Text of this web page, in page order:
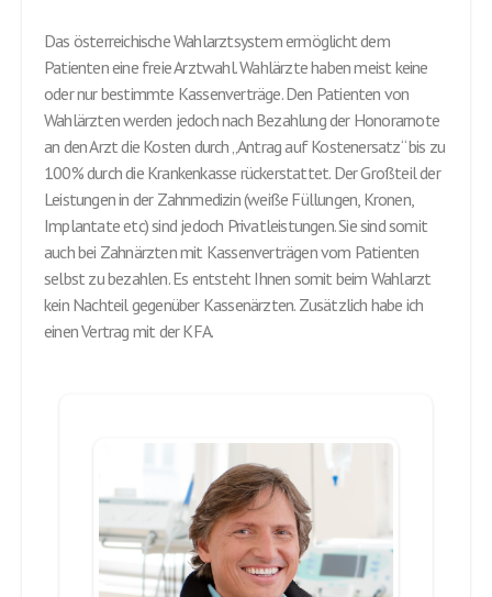
Wahlärzten werden jedoch nach Bezahlung der Honorarnote
an den Arzt die Kosten durch „Antrag auf Kostenersatz“ bis zu
100% durch die Krankenkasse rückerstattet. Der Großteil der
Leistungen in der Zahnmedizin (weiße Füllungen, Kronen,
Implantate etc) sind jedoch Privatleistungen. Sie sind somit
auch bei Zahnärzten mit Kassenverträgen vom Patienten
selbst zu bezahlen. Es entsteht Ihnen somit beim Wahlarzt
kein Nachteil gegenüber Kassenärzten. Zusätzlich habe ich
einen Vertrag mit der KFA.